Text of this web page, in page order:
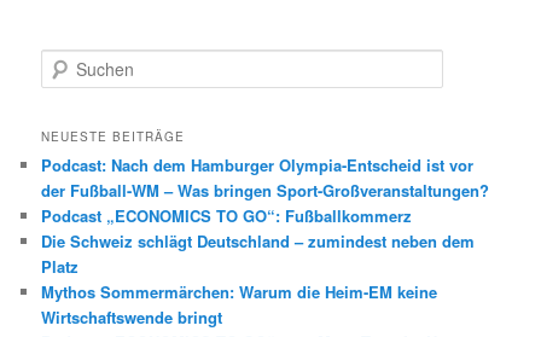
u
h
n
NEUESTE BEITRÄGE
Podcast: Nach dem Hamburger Olympia-Entscheid ist vor
der Fußball-WM – Was bringen Sport-Großveranstaltungen?
Podcast „ECONOMICS TO GO“: Fußballkommerz
Die Schweiz schlägt Deutschland – zumindest neben dem
Platz
Mythos Sommermärchen: Warum die Heim-EM keine
Wirtschaftswende bringt